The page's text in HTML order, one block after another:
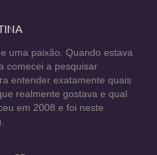
uma paixão. Quando estava
comecei a pesquisar
entender exatamente quais
realmente gostava e qual
em 2008 e foi neste